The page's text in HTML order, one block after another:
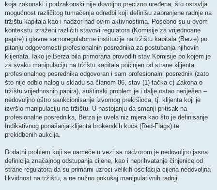
koja zakonski i podzakonski nije dovoljno precizno uređena, što ostavlja
mogućnost različitog tumačenja odredbi koji definišu zabranjene radnje na
tržištu kapitala kao i nadzor nad ovim aktivnostima. Posebno su u ovom
kontekstu izraženi različiti stavovi regulatora (Komisije za vrijednosne
papire) i glavne samoregulatorne institucije na tržištu kapitala (Berze) po
pitanju odgovornosti profesionalnih posrednika za postupanja njihovih
klijenata. Iako je Berza bila primorana provoditi stav Komisije po kojem je
za svaku manipulaciju na tržištu kapitala počinjen od strane klijenta
profesionalnog posrednika odgovoran i sam profesionalni posrednik (zato
što nije odbio nalog u skladu sa članom 86, stav (1) tačka c) Zakona o
tržištu vrijednosnih papira), suštinski problem je i dalje ostao neriješen –
nedovoljno oštro sankcionisanje izvornog prekršioca, tj. klijenta koji je
izvršio manipulaciju na tržištu. U nastojanju da smanji pritisak na
profesionalne posrednika, Berza je uvela niz mjera kao što je definisanje
Indikativnog ponašanja klijenta brokerskih kuća (Red-Flags) te
prekidbenih aukcija.
Dodatni problem koji se nameče u vezi sa nadzorom je nedovoljno jasna
definicija značajnog odstupanja cijene, kao i neprihvatanje činjenice od
strane regulatora da su primarni uzroci velikih oscilacija cijena nedovoljna
likvidnost na tržištu, a ne nužno pokušaj manipulativnih radnji.